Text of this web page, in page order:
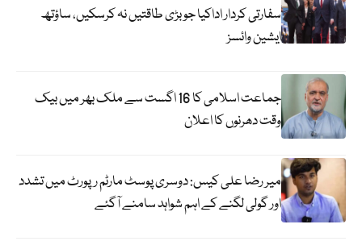
سفارتی کردار اداکیا جو بڑی طاقتیں نہ کرسکیں، ساؤتھ
ایشین وائسز
جماعت اسلامی کا 16 اگست سے ملک بھر میں بیک
وقت دھرنوں کا اعلان
میر رضا علی کیس: دوسری پوسٹ مارٹم رپورٹ میں تشدد
اور گولی لگنے کے اہم شواہد سامنے آگئے